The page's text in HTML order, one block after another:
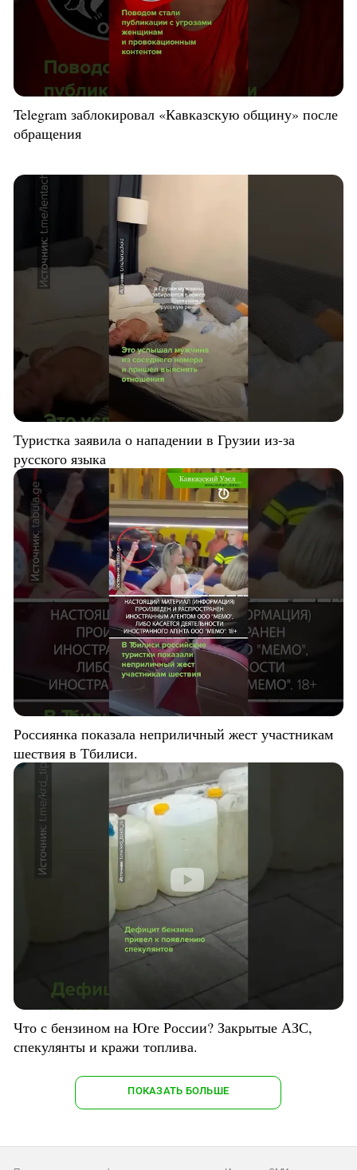
Telegram заблокировал «Кавказскую общину» после
обращения
Туристка заявила о нападении в Грузии из-за
русского языка
Россиянка показала неприличный жест участникам
шествия в Тбилиси.
Что с бензином на Юге России? Закрытые АЗС,
спекулянты и кражи топлива.
ПОКАЗАТЬ БОЛЬШЕ